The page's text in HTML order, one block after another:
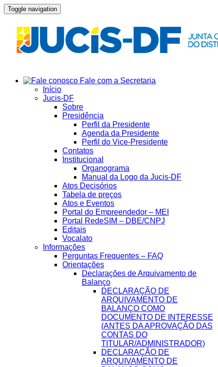
Toggle navigation
Fale com a Secretaria
Início
Jucis-DF
Sobre
Presidência
Perfil da Presidente
Agenda da Presidente
Perfil do Vice-Presidente
Contatos
Institucional
Organograma
Manual da Logo da Jucis-DF
Atos Decisórios
Tabela de preços
Atos e Eventos
Portal do Empreendedor – MEI
Portal RedeSIM – DBE/CNPJ
Editais
Vocalato
Informações
Perguntas Frequentes – FAQ
Orientações
Declarações de Arquivamento de
Balanço
DECLARAÇÃO DE
ARQUIVAMENTO DE
BALANÇO COMO
DOCUMENTO DE INTERESSE
(ANTES DA APROVAÇÃO DAS
CONTAS DO
TITULAR/ADMINISTRADOR)
DECLARAÇÃO DE
ARQUIVAMENTO DE